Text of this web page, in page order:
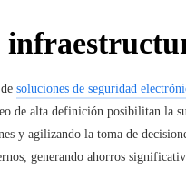
soluciones de seguridad
de alta definición posibilitan la
y agilizando la toma de
generando ahorros